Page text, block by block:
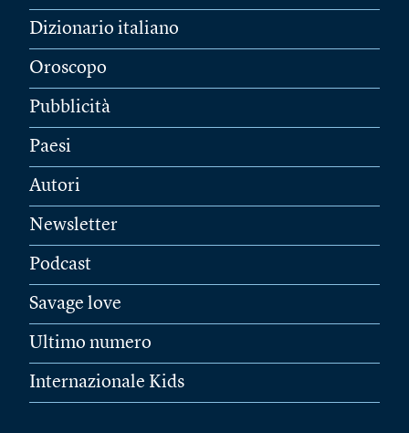
Dizionario italiano
Oroscopo
Pubblicità
Paesi
Autori
Newsletter
Podcast
Savage love
Ultimo numero
Internazionale Kids